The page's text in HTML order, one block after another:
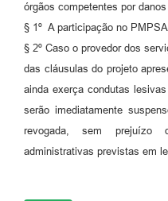
órgãos competentes por
§ 1º A participação no
§ 2º Caso o provedor dos
das cláusulas do projeto
ainda exerça condutas
serão imediatamente
revogada, sem
administrativas previstas em